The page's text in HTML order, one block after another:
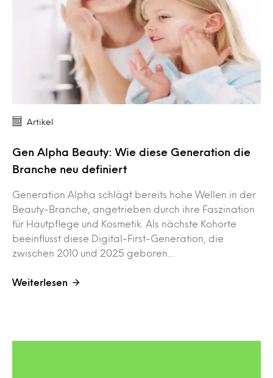
Artikel
Gen Alpha Beauty: Wie diese Generation die
Branche neu definiert
Generation Alpha schlägt bereits hohe Wellen in der
Beauty-Branche, angetrieben durch ihre Faszination
für Hautpflege und Kosmetik. Als nächste Kohorte
beeinflusst diese Digital-First-Generation, die
zwischen 2010 und 2025 geboren…
Weiterlesen